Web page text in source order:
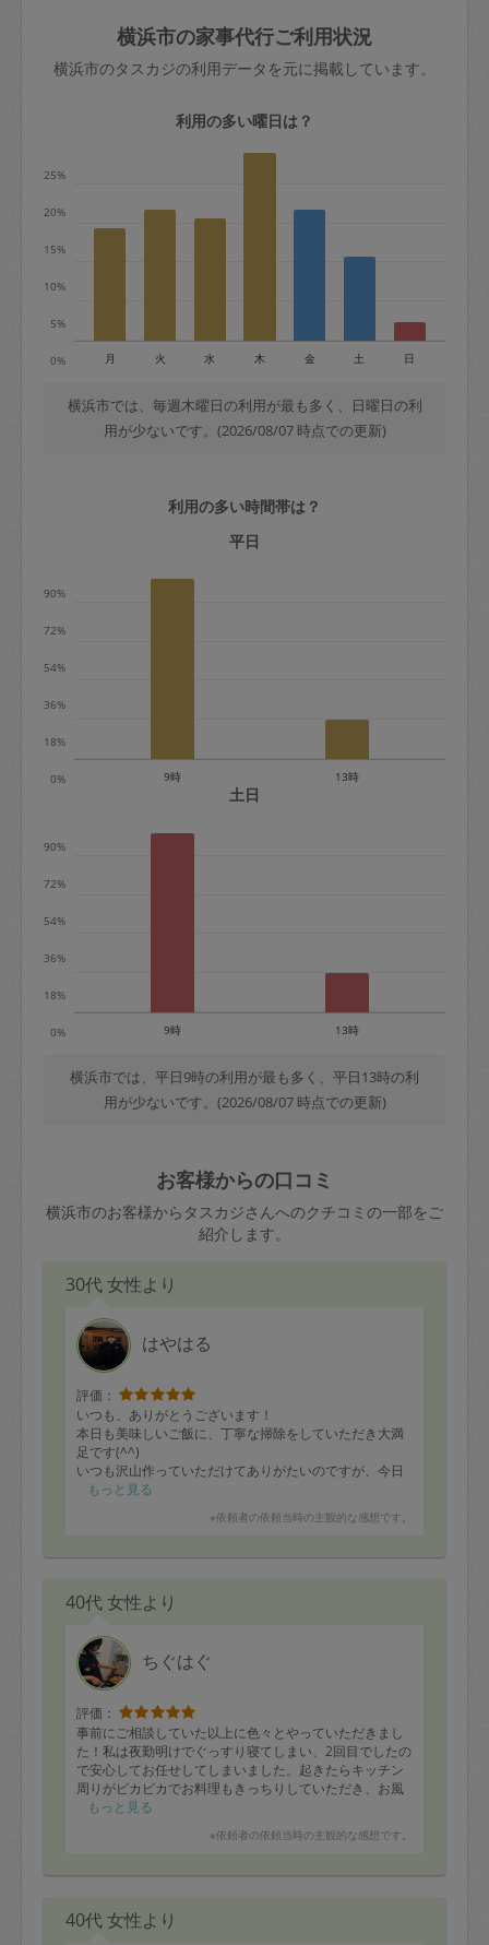
依頼者不在による当日キャンセル＝依頼
金額の100%＋交通費全額
※例：依頼日時／土曜日午前9時開始の場
50%
金曜日9時～土曜日8時まで＝依頼金額の
＋交通費全額
依頼者不在による当日キャンセル＝依頼
金額の100%＋交通費全額
定期契約をキャンセルする場合、毎週定
期は月2回まで隔週定期は月1回までキャ
※キャンセル料金の設定について：
きた場合は損害保険の対象外となるので
ご注意ください。
玉、など
あわせてこちらも参照ください：初めて
はありますか？
横浜市の家事代行ご利用状況
横浜市のタスカジの利用データを元に掲載しています。
利用の多い曜日は？
0%
5%
10%
15%
20%
25%
月 火 水 木 金 土 日
横浜市では、毎週木曜日の利用が最も多く、日曜日の利
用が少ないです。(2026/08/07 時点での更新)
利用の多い時間帯は？
平日
0%
18%
36%
54%
72%
90%
9時 13時
土日
0%
18%
36%
54%
72%
90%
9時 13時
横浜市では、平日9時の利用が最も多く、平日13時の利
用が少ないです。(2026/08/07 時点での更新)
お客様からの口コミ
横浜市のお客様からタスカジさんへのクチコミの一部をご
紹介します。
30代 女性より
はやはる
評価：
いつも、ありがとうございます！
本日も美味しいご飯に、丁寧な掃除をしていただき大満
足です(^^)
いつも沢山作っていただけてありがたいのですが、今日
の量がちょうど良かったです♪
もっと見る
※依頼者の依頼当時の主観的な感想です。
40代 女性より
ちぐはぐ
評価：
事前にご相談していた以上に色々とやっていただきまし
た！私は夜勤明けでぐっすり寝てしまい、2回目でしたの
で安心してお任せしてしまいました。起きたらキッチン
周りがピカピカでお料理もきっちりしていただき、お風
呂やトイレ水回りもピカピカでとても嬉しいです！
またぜひお願い致します。
もっと見る
※依頼者の依頼当時の主観的な感想です。
40代 女性より